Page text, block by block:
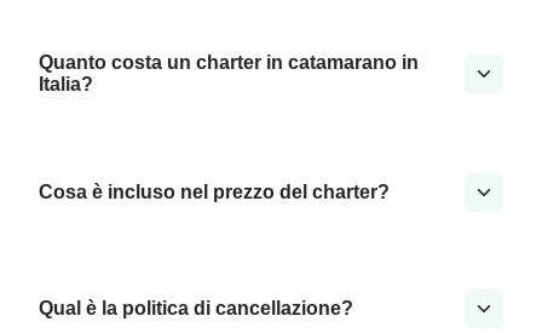
Quanto costa un charter in catamarano in
Italia?
Cosa è incluso nel prezzo del charter?
Qual è la politica di cancellazione?